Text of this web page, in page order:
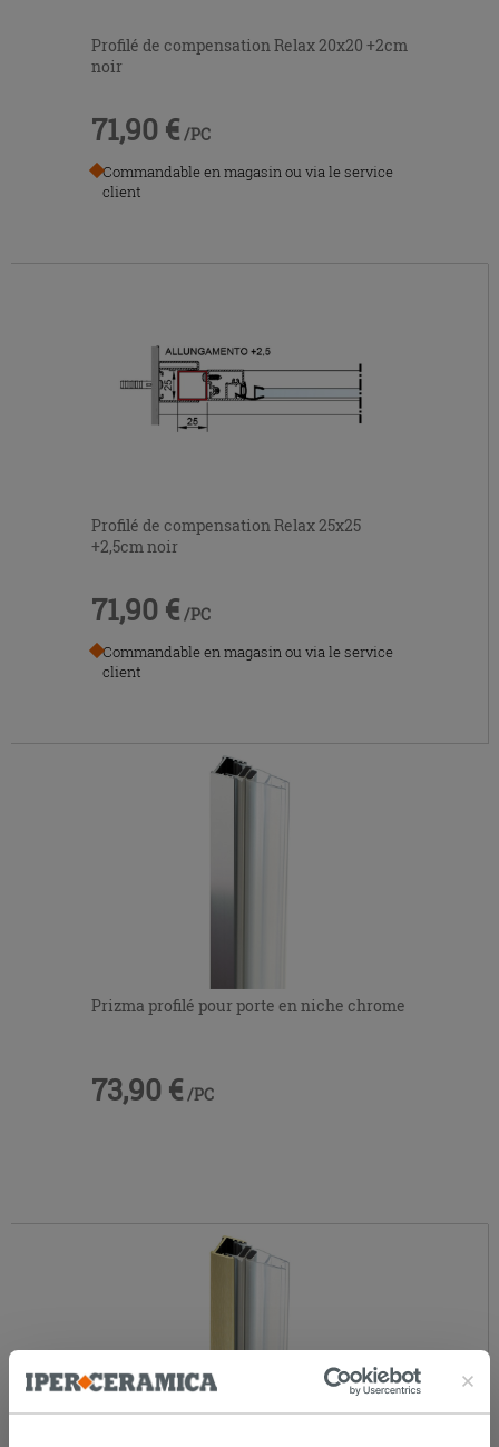
Profilé de compensation Relax 20x20 +2cm
noir
71,90 € /PC
Commandable en magasin ou via le service
client
Profilé de compensation Relax 25x25
+2,5cm noir
71,90 € /PC
Commandable en magasin ou via le service
client
Prizma profilé pour porte en niche chrome
73,90 € /PC